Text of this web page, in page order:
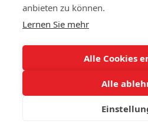
© 2023 IHR Autoglas. Ihr
anbieten zu können.
Lernen Sie mehr
Alle Cookies
Alle